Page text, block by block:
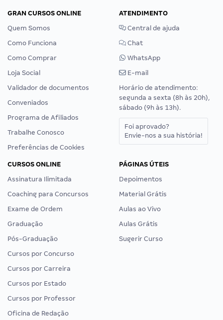
GRAN CURSOS ONLINE
Quem Somos
Como Funciona
Como Comprar
Loja Social
Validador de documentos
Conveniados
Programa de Afiliados
Trabalhe Conosco
Preferências de Cookies
ATENDIMENTO
Central de ajuda
Chat
WhatsApp
E-mail
Horário de atendimento:
segunda a sexta (8h às 20h),
sábado (9h às 13h).
Foi aprovado?
Envie-nos a sua história!
CURSOS ONLINE
Assinatura Ilimitada
Coaching para Concursos
Exame de Ordem
Graduação
Pós-Graduação
Cursos por Concurso
Cursos por Carreira
Cursos por Estado
Cursos por Professor
Oficina de Redação
PÁGINAS ÚTEIS
Depoimentos
Material Grátis
Aulas ao Vivo
Aulas Grátis
Sugerir Curso